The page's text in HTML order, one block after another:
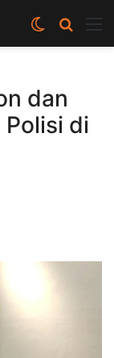
Cari
berita
Switch
skin
dan
Polisi di